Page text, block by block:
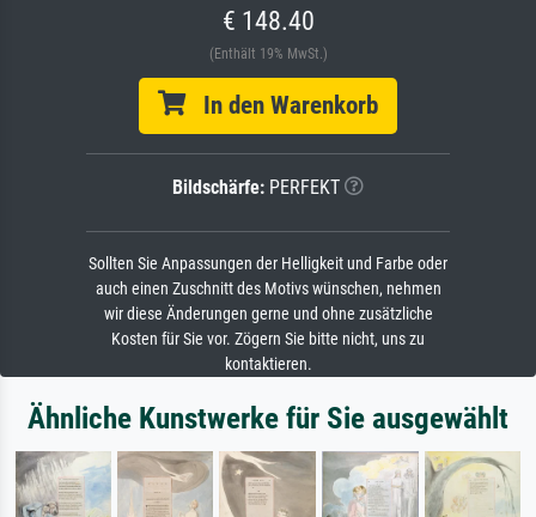
€ 148.40
(Enthält 19% MwSt.)
In den Warenkorb
Bildschärfe: PERFEKT
Sollten Sie Anpassungen der Helligkeit und Farbe oder
auch einen Zuschnitt des Motivs wünschen, nehmen
wir diese Änderungen gerne und ohne zusätzliche
Kosten für Sie vor. Zögern Sie bitte nicht, uns zu
kontaktieren.
Ähnliche Kunstwerke für Sie ausgewählt